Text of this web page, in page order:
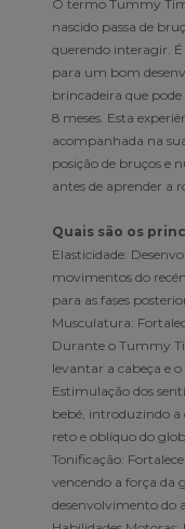
O termo Tummy
nascido passa de
querendo interagir.
para um bom
brincadeira que
8 meses. Esta
acompanhada na
posição de bruços e
antes de aprender a
Quais são os
Elasticidade:
movimentos do
para as fases
Musculatura:
Durante o Tummy
levantar a cabeça e
Estimulação dos
bebé, introduzindo a
reto e oblíquo do
Tonificação:
vencendo a força da
desenvolvimento do